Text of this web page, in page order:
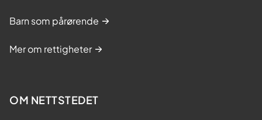
Barn som pårørende
Mer om rettigheter
OM NETTSTEDET